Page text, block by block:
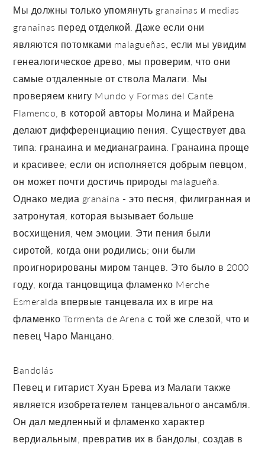
Мы должны только упомянуть granainas и medias
granainas перед отделкой. Даже если они
являются потомками malagueñas, если мы увидим
генеалогическое древо, мы проверим, что они
самые отдаленные от ствола Малаги. Мы
проверяем книгу Mundo y Formas del Cante
Flamenco, в которой авторы Молина и Майрена
делают дифференциацию пения. Существует два
типа: гранаина и медианаграина. Гранаина проще
и красивее; если он исполняется добрым певцом,
он может почти достичь природы malagueña.
Однако медиа granaína - это песня, филигранная и
затронутая, которая вызывает больше
восхищения, чем эмоции. Эти пения были
сиротой, когда они родились; они были
проигнорированы миром танцев. Это было в 2000
году, когда танцовщица фламенко Merche
Esmeralda впервые танцевала их в игре на
фламенко Tormenta de Arena с той же слезой, что и
певец Чаро Манцано.
Bandolás
Певец и гитарист Хуан Брева из Малаги также
является изобретателем танцевального ансамбля.
Он дал медленный и фламенко характер
вердиальным, превратив их в бандолы, создав в